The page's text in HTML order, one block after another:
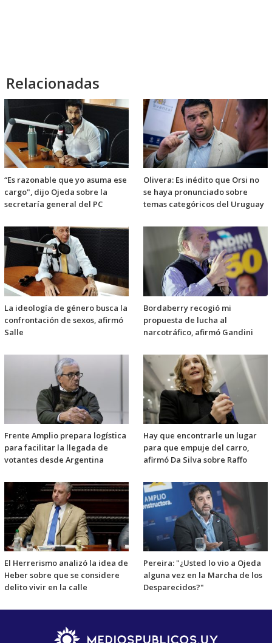
Relacionadas
“Es razonable que yo asuma ese
cargo", dijo Ojeda sobre la
secretaría general del PC
Olivera: Es inédito que Orsi no
se haya pronunciado sobre
temas categóricos del Uruguay
La ideología de género busca la
confrontación de sexos, afirmó
Salle
Bordaberry recogió mi
propuesta de lucha al
narcotráfico, afirmó Gandini
Frente Amplio prepara logística
para facilitar la llegada de
votantes desde Argentina
Hay que encontrarle un lugar
para que empuje del carro,
afirmó Da Silva sobre Raffo
El Herrerismo analizó la idea de
Heber sobre que se considere
delito vivir en la calle
Pereira: "¿Usted lo vio a Ojeda
alguna vez en la Marcha de los
Desparecidos?"